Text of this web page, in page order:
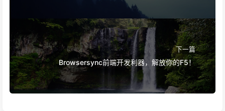
下一篇
Browsersync前端开发利器，解放你的F5！